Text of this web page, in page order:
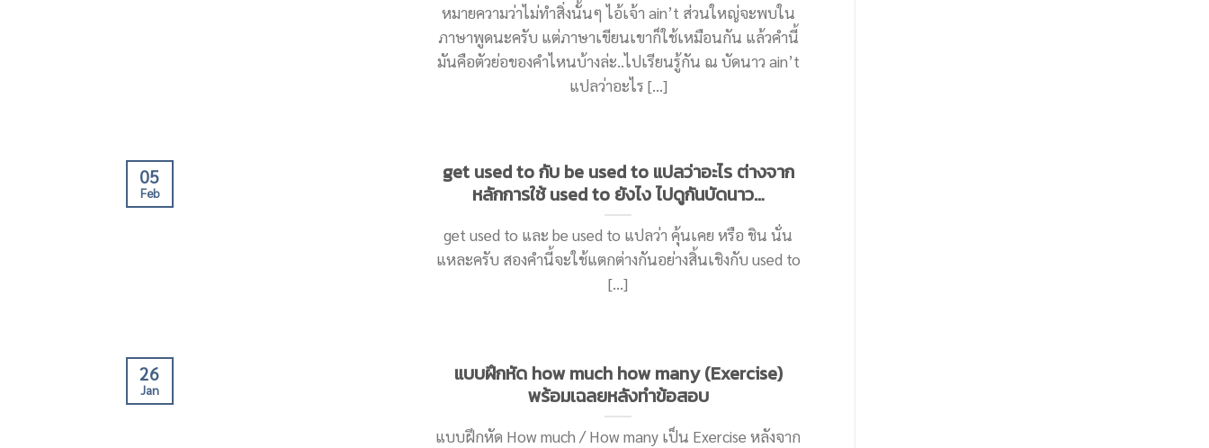
หมายความว่าไม่ทำสิ่งนั้นๆ ไอ้เจ้า ain’t ส่วนใหญ่จะพบใน
ภาษาพูดนะครับ แต่ภาษาเขียนเขาก็ใช้เหมือนกัน แล้วคำนี้
มันคือตัวย่อของคำไหนบ้างล่ะ..ไปเรียนรู้กัน ณ บัดนาว ain’t
แปลว่าอะไร [...]
get used to กับ be used to แปลว่าอะไร ต่างจาก
หลักการใช้ used to ยังไง ไปดูกันบัดนาว…
get used to และ be used to แปลว่า คุ้นเคย หรือ ชิน นั่น
แหละครับ สองคำนี้จะใช้แตกต่างกันอย่างสิ้นเชิงกับ used to
[...]
05
Feb
แบบฝึกหัด how much how many (Exercise)
พร้อมเฉลยหลังทำข้อสอบ
แบบฝึกหัด How much / How many เป็น Exercise หลังจาก
26
Jan